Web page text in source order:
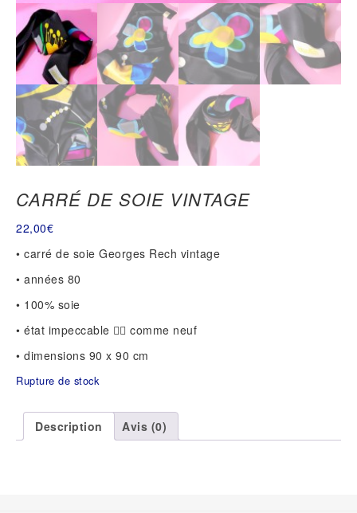
CARRÉ DE SOIE VINTAGE
22,00€
• carré de soie Georges Rech vintage
• années 80
• 100% soie
• état impeccable 👌🏻 comme neuf
• dimensions 90 x 90 cm
Rupture de stock
Description Avis (0)